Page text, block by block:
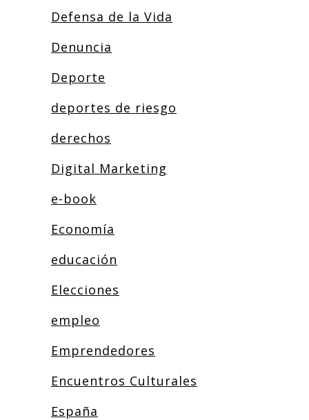
Defensa de la Vida
Denuncia
Deporte
deportes de riesgo
derechos
Digital Marketing
e-book
Economía
educación
Elecciones
empleo
Emprendedores
Encuentros Culturales
España